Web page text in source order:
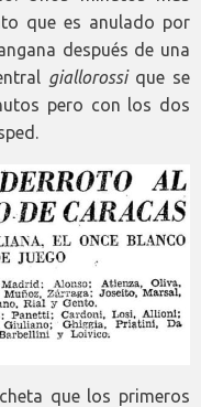
que es anulado por
después de una
giallorossique se
pero con los dos
que los primeros